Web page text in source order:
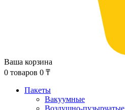
Ваша корзина
0 товаров 0 ₸
Пакеты
Вакуумные